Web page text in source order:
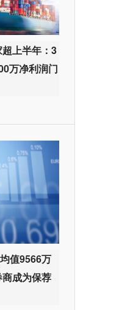
上半年：3
万净利润门
值9566万
成为保荐